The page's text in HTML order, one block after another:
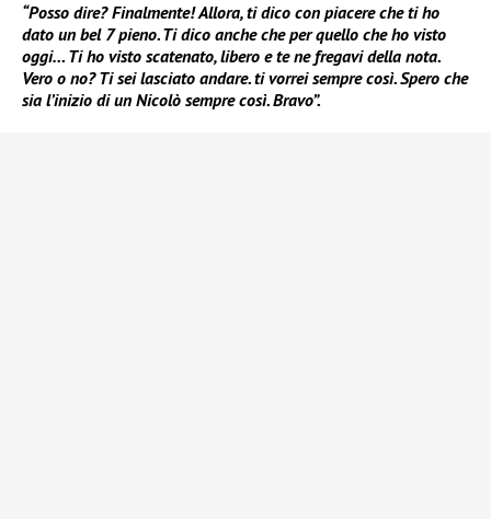
“Posso dire? Finalmente! Allora, ti dico con piacere che ti ho
dato un bel 7 pieno. Ti dico anche che per quello che ho visto
oggi… Ti ho visto scatenato, libero e te ne fregavi della nota.
Vero o no? Ti sei lasciato andare. ti vorrei sempre così. Spero che
sia l’inizio di un Nicolò sempre così. Bravo”.